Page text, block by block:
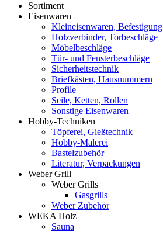
Sortiment
Eisenwaren
Kleineisenwaren, Befestigung
Holzverbinder, Torbeschläge
Möbelbeschläge
Tür- und Fensterbeschläge
Sicherheitstechnik
Briefkästen, Hausnummern
Profile
Seile, Ketten, Rollen
Sonstige Eisenwaren
Hobby-Techniken
Töpferei, Gießtechnik
Hobby-Malerei
Bastelzubehör
Literatur, Verpackungen
Weber Grill
Weber Grills
Gasgrills
Weber Zubehör
WEKA Holz
Sauna